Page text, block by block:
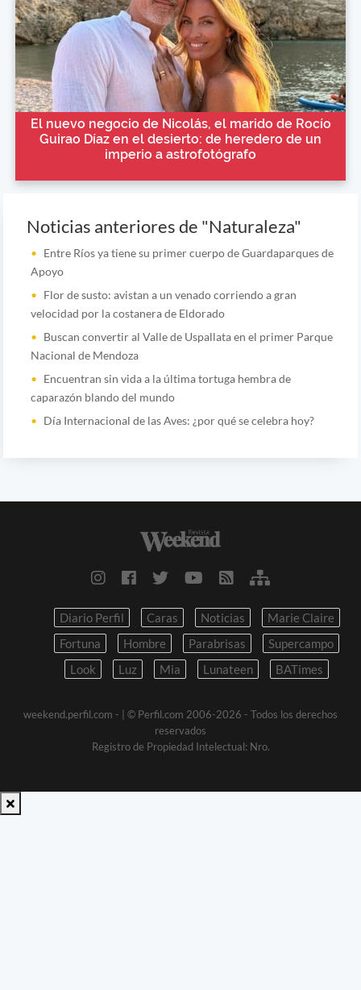
El nuevo negocio de Nicolás, el marido de Rocío
Guirao Díaz en el desierto: de heredero de un
imperio a astrofotógrafo
Noticias anteriores de "Naturaleza"
Entre Ríos ya tiene su primer cuerpo de Guardaparques de
Apoyo
Flor de susto: avistan a un venado corriendo a gran
velocidad por la costanera de Eldorado
Buscan convertir al Valle de Uspallata en el primer Parque
Nacional de Mendoza
Encuentran sin vida a la última tortuga hembra de
caparazón blando del mundo
Día Internacional de las Aves: ¿por qué se celebra hoy?
Diario Perfil Caras Noticias
Marie Claire
Fortuna
Hombre Parabrisas
Supercampo
Look
Luz Mia Lunateen BATimes
weekend.perfil.com -
| © Perfil.com 2006-2026 - Todos los derechos
reservados
Registro de Propiedad Intelectual: Nro.